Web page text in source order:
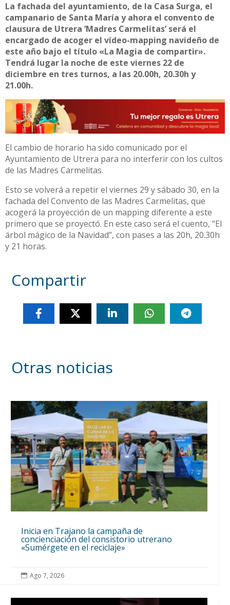
La fachada del ayuntamiento, de la Casa Surga, el
campanario de Santa María y ahora el convento de
clausura de Utrera ‘Madres Carmelitas’ será el
encargado de acoger el vídeo-mapping navideño de
este año bajo el título «La Magia de compartir».
Tendrá lugar la noche de este viernes 22 de
diciembre en tres turnos, a las 20.00h, 20.30h y
21.00h.
El cambio de horario ha sido comunicado por el
Ayuntamiento de Utrera para no interferir con los cultos
de las Madres Carmelitas.
Esto se volverá a repetir el viernes 29 y sábado 30, en la
fachada del Convento de las Madres Carmelitas, que
acogerá la proyección de un mapping diferente a este
primero que se proyectó. En este caso será el cuento, “El
árbol mágico de la Navidad”, con pases a las 20h, 20.30h
y 21 horas.
Compartir
Otras noticias
Inicia en Trajano la campaña de
concienciación del consistorio utrerano
«Sumérgete en el reciclaje»
 Ago 7, 2026